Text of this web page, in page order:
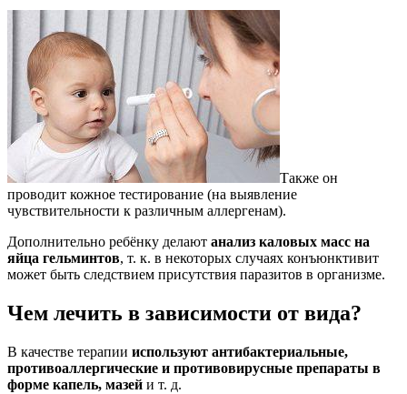
Также он
проводит кожное тестирование (на выявление
чувствительности к различным аллергенам).
Дополнительно ребёнку делают анализ каловых масс на
яйца гельминтов, т. к. в некоторых случаях конъюнктивит
может быть следствием присутствия паразитов в организме.
Чем лечить в зависимости от вида?
В качестве терапии используют антибактериальные,
противоаллергические и противовирусные препараты в
форме капель, мазей и т. д.